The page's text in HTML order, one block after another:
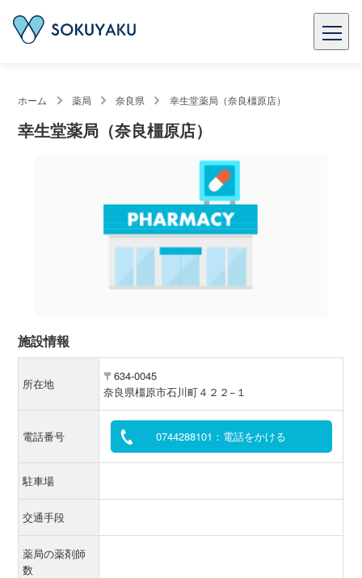
ホーム 薬局 奈良県 幸生堂薬局（奈良橿原店）
幸生堂薬局（奈良橿原店）
施設情報
所在地
〒634-0045
奈良県橿原市石川町４２２−１
電話番号 0744288101：電話をかける
駐車場
交通手段
薬局の薬剤師
数